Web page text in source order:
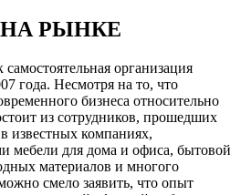
НА РЫНКЕ
организация
года. Несмотря на то, что
бизнеса относительно
из сотрудников, прошедших
известных компаниях,
мебели для дома и офиса, бытовой
материалов и многого
смело заявить, что опыт